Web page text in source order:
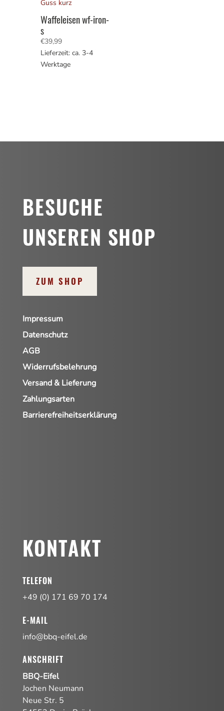
Waffeleisen wf-iron-
s
€39,99
Lieferzeit: ca. 3-4
Werktage
BESUCHE
UNSEREN SHOP
ZUM SHOP
Impressum
Datenschutz
AGB
Widerrufsbelehrung
Versand & Lieferung
Zahlungsarten
Barrierefreiheitserklärung
KONTAKT
TELEFON
+49 (0) 171 69 70 174
E-MAIL
info@bbq-eifel.de
ANSCHRIFT
BBQ-Eifel
Jochen Neumann
Neue Str. 5